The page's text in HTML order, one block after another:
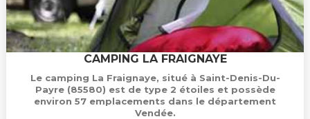
CAMPING LA FRAIGNAYE
Le camping La Fraignaye, situé à Saint-Denis-Du-
Payre (85580) est de type 2 étoiles et possède
environ 57 emplacements dans le département
Vendée.